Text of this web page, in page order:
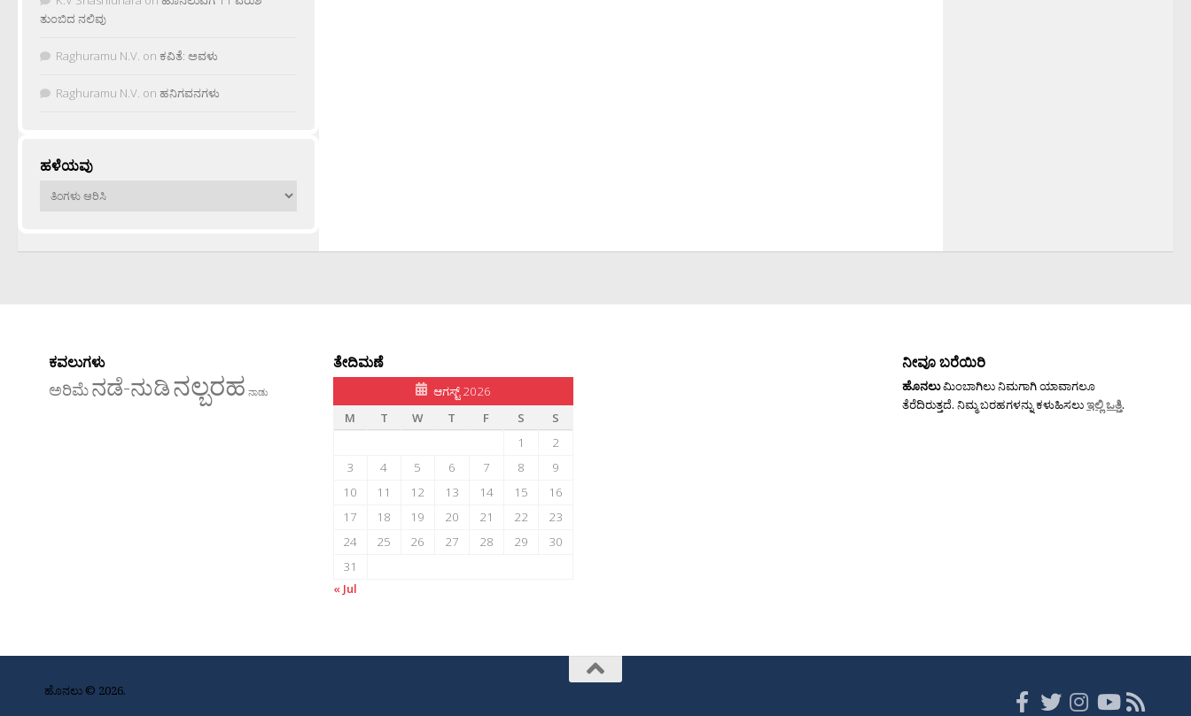
ತುಂಬಿದ ನಲಿವು
Raghuramu N.V. on ಕವಿತೆ: ಅವಳು
Raghuramu N.V. on ಹನಿಗವನಗಳು
ಹಳೆಯವು
ಹಳೆಯವು
ಕವಲುಗಳು
ಅರಿಮೆನಡೆ-ನುಡಿನಲ್ಬರಹ ನಾಡು
ತೇದಿಮಣೆ
ಆಗಸ್ಟ್ 2026
M
T W T F S
S
1
2
3
4 5 6 7 8
9
10
11 12 13 14 15
16
17
18 19 20 21 22
23
24
25 26 27 28 29
30
31
« Jul
ನೀವೂ ಬರೆಯಿರಿ
ಹೊನಲುಮಿಂಬಾಗಿಲು ನಿಮಗಾಗಿ ಯಾವಾಗಲೂ
ತೆರೆದಿರುತ್ತದೆ. ನಿಮ್ಮ ಬರಹಗಳನ್ನು ಕಳುಹಿಸಲುಇಲ್ಲಿ ಒತ್ತಿ.
ಹೊನಲು © 2026.